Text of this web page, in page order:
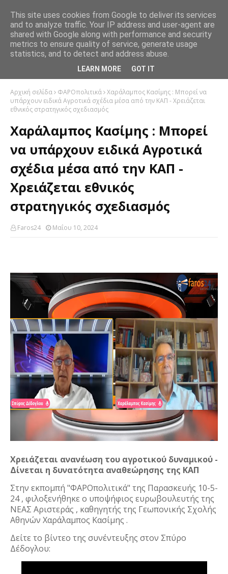
Αρχική σελίδα ΦΑΡΟπολιτικά Χαράλαμπος Κασίμης : Μπορεί να
υπάρχουν ειδικά Αγροτικά σχέδια μέσα από την ΚΑΠ - Χρειάζεται
εθνικός στρατηγικός σχεδιασμός
Χαράλαμπος Κασίμης : Μπορεί
να υπάρχουν ειδικά Αγροτικά
σχέδια μέσα από την ΚΑΠ -
Χρειάζεται εθνικός
στρατηγικός σχεδιασμός
Faros24 Μαΐου 10, 2024
Χρειάζεται ανανέωση του αγροτικού δυναμικού -
Δίνεται η δυνατότητα αναθεώρησης της ΚΑΠ
Στην εκπομπή "ΦΑΡΟπολιτικά" της Παρασκευής 10-5-
24 , φιλοξενήθηκε ο υποψήφιος ευρωβουλευτής της
ΝΕΑΣ Αριστεράς , καθηγητής της Γεωπονικής Σχολής
Αθηνών Χαράλαμπος Κασίμης .
Δείτε το βίντεο της συνέντευξης στον Σπύρο
Δέδογλου:
This site uses cookies from Google to deliver its services
and to analyze traffic. Your IP address and user-agent are
shared with Google along with performance and security
metrics to ensure quality of service, generate usage
statistics, and to detect and address abuse.
LEARN MORE GOT IT